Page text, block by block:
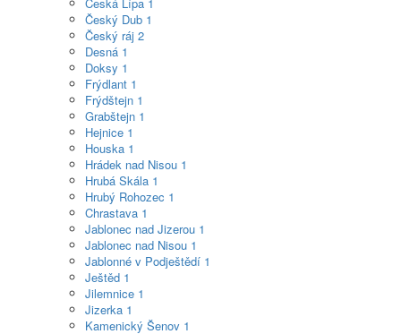
Český Dub 1
Český ráj 2
Desná 1
Doksy 1
Frýdlant 1
Frýdštejn 1
Grabštejn 1
Hejnice 1
Houska 1
Hrádek nad Nisou 1
Hrubá Skála 1
Hrubý Rohozec 1
Chrastava 1
Jablonec nad Jizerou 1
Jablonec nad Nisou 1
Jablonné v Podještědí 1
Ještěd 1
Jilemnice 1
Jizerka 1
Kamenický Šenov 1